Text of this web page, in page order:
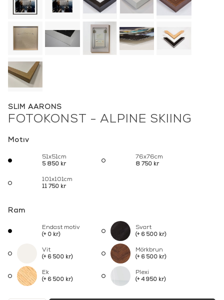
SLIM AARONS
FOTOKONST - ALPINE SKIING
Motiv
51x51cm
5 850 kr
76x76cm
8 750 kr
101x101cm
11 750 kr
Ram
Endast motiv
(+ 0 kr)
Svart
(+ 6 500 kr)
Vit
(+ 6 500 kr)
Mörkbrun
(+ 6 500 kr)
Ek
(+ 6 500 kr)
Plexi
(+ 4 950 kr)